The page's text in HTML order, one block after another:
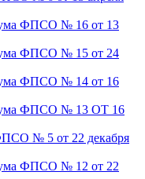
ФПСО № 16 от 13
ФПСО № 15 от 24
ФПСО № 14 от 16
ФПСО № 13 ОТ 16
№ 5 от 22 декабря
ФПСО № 12 от 22